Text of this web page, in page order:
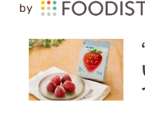
by